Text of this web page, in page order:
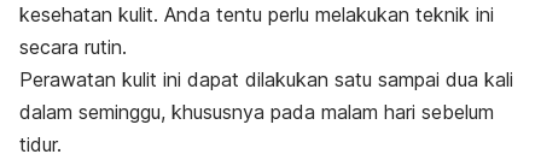
kesehatan kulit. Anda tentu perlu melakukan teknik ini
secara rutin.
Perawatan kulit ini dapat dilakukan satu sampai dua kali
dalam seminggu, khususnya pada malam hari sebelum
tidur.